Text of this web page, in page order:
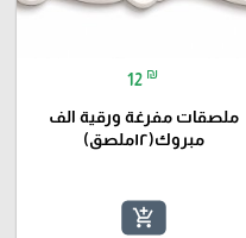
12 ₪
ملصقات مفرغة ورقية الف
مبروك(١٢ملصق)
add_shopping_cart